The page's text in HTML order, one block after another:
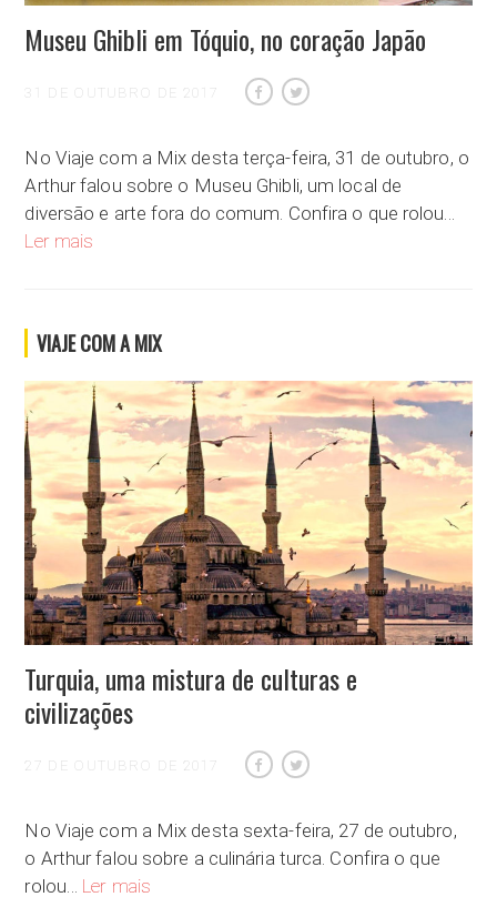
Museu Ghibli em Tóquio, no coração Japão
31 DE OUTUBRO DE 2017
No Viaje com a Mix desta terça-feira, 31 de outubro, o
Arthur falou sobre o Museu Ghibli, um local de
diversão e arte fora do comum. Confira o que rolou…
Ler mais
VIAJE COM A MIX
Turquia, uma mistura de culturas e
civilizações
27 DE OUTUBRO DE 2017
No Viaje com a Mix desta sexta-feira, 27 de outubro,
o Arthur falou sobre a culinária turca. Confira o que
rolou… Ler mais